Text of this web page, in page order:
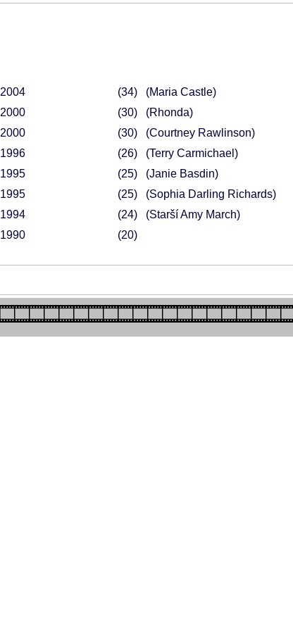
2004 34
(Maria Castle)
2000 30
(Rhonda)
2000 30
(Courtney Rawlinson)
1996 26
(Terry Carmichael)
1995 25
(Janie Basdin)
1995 25
(Sophia Darling Richards)
1994 24
(Starší Amy March)
1990 20